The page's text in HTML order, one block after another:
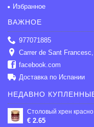
Избранное
ВАЖНОЕ
977071885
Carrer de Sant
facebook.com
Доставка по Испании
НЕДАВНО
€ 2.65